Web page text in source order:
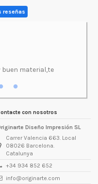
reseñas
buen material,te
lugar
con nosotros
Diseño Impresión SL
Carrer Valencia 663. Local
08026 Barcelona.
Catalunya
+34 934 852 652
info@originarte.com